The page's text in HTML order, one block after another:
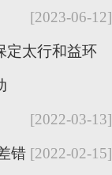
[2023-06-12]
定太行和益环
[2022-03-13]
错 [2022-02-15]